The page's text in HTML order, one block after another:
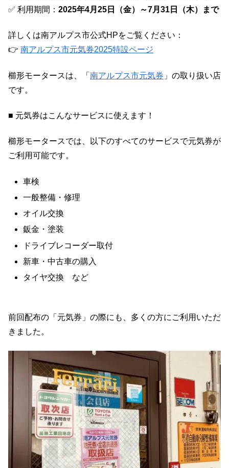
✅ 利用期間： 2025年4月25日（金）～7月31日（木）まで
詳しくは南アルプス市公式HPをご覧ください：
👉 南アルプス市元気券2025特設ページ
櫛形モータースは、「 南アルプス市元気券 」の取り扱い店
です。
■ 元気券はこんなサービスに使えます！
櫛形モータースでは、以下のすべてのサービスで元気券が
ご利用可能です。
車検
一般整備・修理
オイル交換
鈑金・塗装
ドライブレコーダー取付
新車・中古車の購入
タイヤ交換 など
前回配布の「元気券」の際にも、多くの方にご利用いただ
きました。